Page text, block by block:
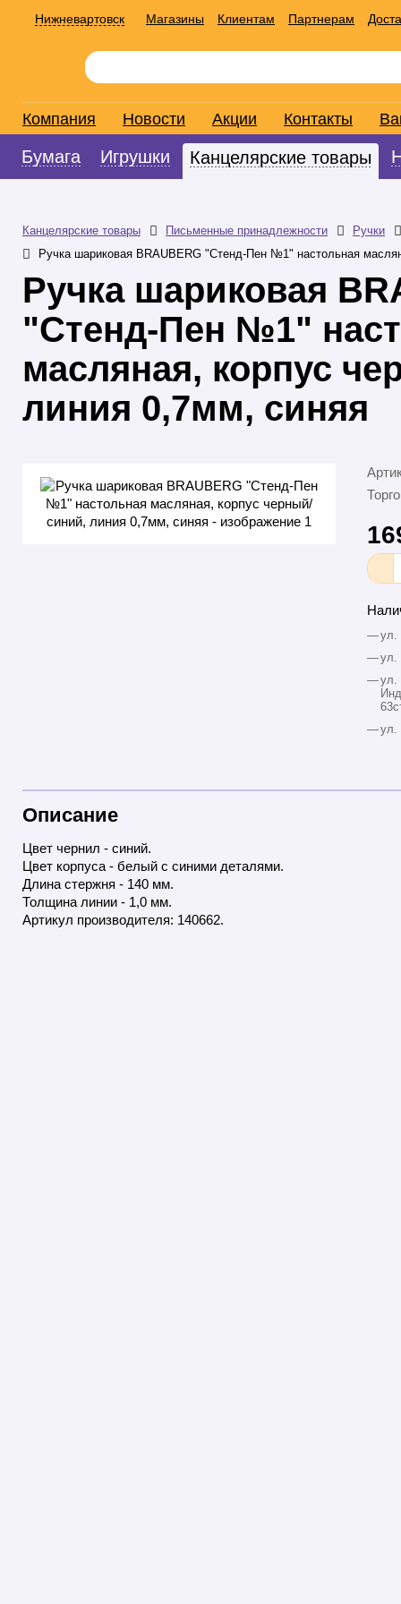
Нижневартовск Магазины Клиентам Партнерам
Компания Новости Акции Контакты
Бумага Игрушки Канцелярские товары
Канцелярские товары Письменные принадлежности
Ручки
Ручка шариковая BRAUBERG "Стенд-Пен №1" настольная
Ручка шариковая
"Стенд-Пен №1"
масляная, корпус
линия 0,7мм, синяя
—ул.
—ул.
—ул.
—ул.
Описание
Цвет чернил - синий.
Цвет корпуса - белый с синими деталями.
Длина стержня - 140 мм.
Толщина линии - 1,0 мм.
Артикул производителя: 140662.